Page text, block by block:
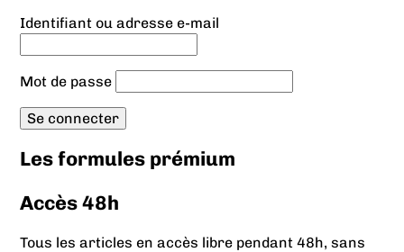
Identifiant ou adresse e-mail
Mot de passe
Les formules prémium
Accès 48h
Tous les articles en accès libre pendant 48h, sans